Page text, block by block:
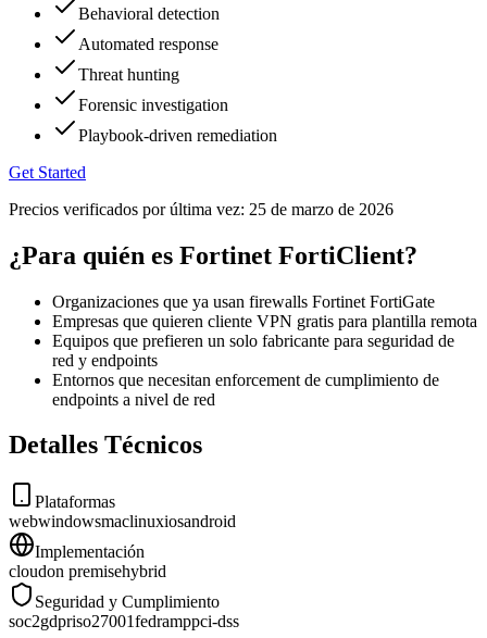
Behavioral detection
Automated response
Threat hunting
Forensic investigation
Playbook-driven remediation
Get Started
Precios verificados por última vez: 25 de marzo de 2026
¿Para quién es Fortinet FortiClient?
Organizaciones que ya usan firewalls Fortinet FortiGate
Empresas que quieren cliente VPN gratis para plantilla remota
Equipos que prefieren un solo fabricante para seguridad de
red y endpoints
Entornos que necesitan enforcement de cumplimiento de
endpoints a nivel de red
Detalles Técnicos
Plataformas
webwindowsmaclinuxiosandroid
Implementación
cloudon premisehybrid
Seguridad y Cumplimiento
soc2gdpriso27001fedramppci-dss